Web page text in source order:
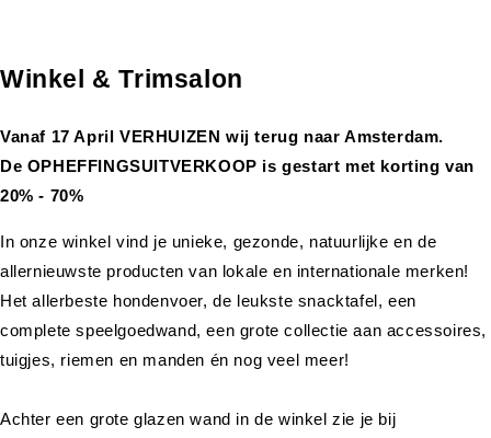
Winkel & Trimsalon
Vanaf 17 April VERHUIZEN wij terug naar Amsterdam.
De OPHEFFINGSUITVERKOOP is gestart met korting van
20% - 70%
In onze winkel vind je unieke, gezonde, natuurlijke en de
allernieuwste producten van lokale en internationale merken!
Het allerbeste hondenvoer, de leukste snacktafel, een
complete speelgoedwand, een grote collectie aan accessoires,
tuigjes, riemen en manden én nog veel meer!
Achter een grote glazen wand in de winkel zie je bij